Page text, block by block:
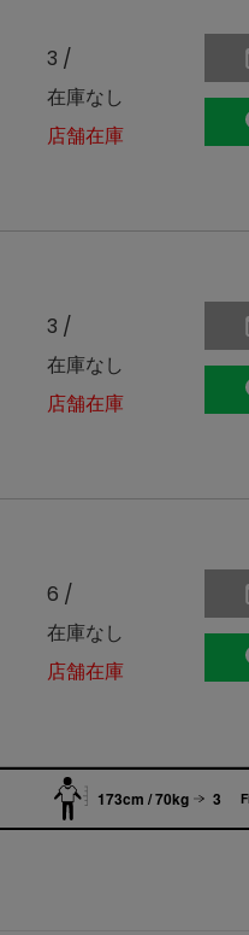
3 /
在庫なし
店舗在庫
3 /
在庫なし
店舗在庫
6 /
在庫なし
店舗在庫
173cm / 70kg 3